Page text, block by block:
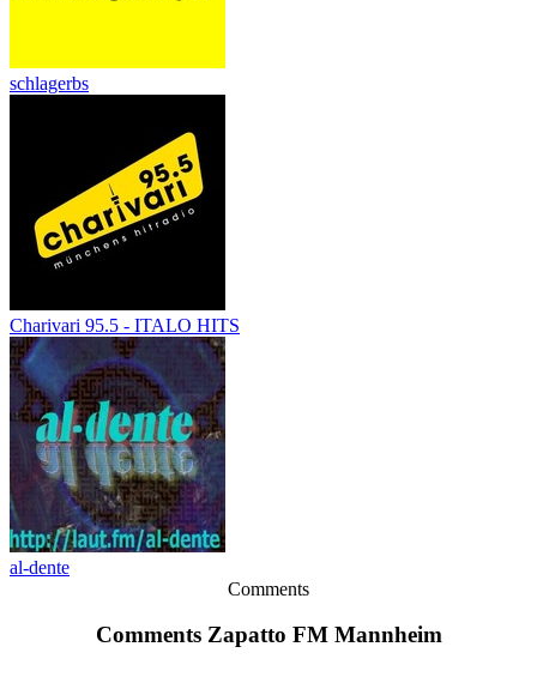
schlagerbs
Charivari 95.5 - ITALO HITS
al-dente
Comments
Comments Zapatto FM Mannheim